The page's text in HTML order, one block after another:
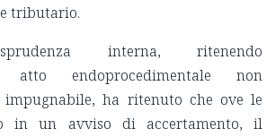
tributario.
interna, ritenendo
atto endoprocedimentale non
impugnabile, ha ritenuto che ove le
in un avviso di accertamento, il